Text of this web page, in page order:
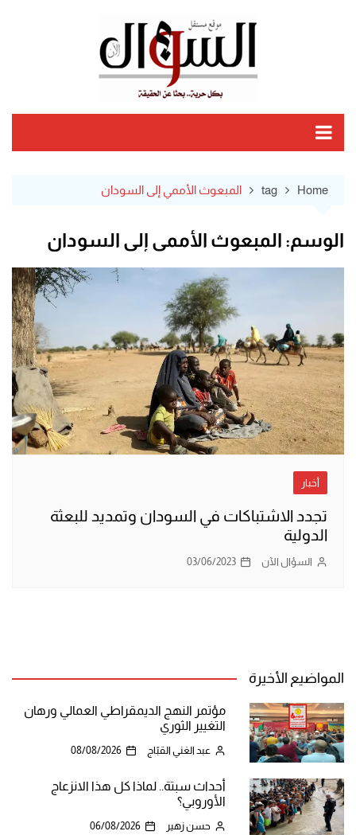
Home
tag المبعوث الأممي إلى السودان
الوسم: المبعوث الأممي إلى السودان
أخبار
تجدد الاشتباكات في السودان وتمديد للبعثة
الدولية
السؤال الآن 03/06/2023
المواضيع الأخيرة
مؤتمر النهج الديمقراطي العمالي ورهان
التغيير الثوري
عبد الغني القبّاج 08/08/2026
أحداث سبتة.. لماذا كل هذا الانزعاج
الأوروبي؟
حسن زهير 06/08/2026